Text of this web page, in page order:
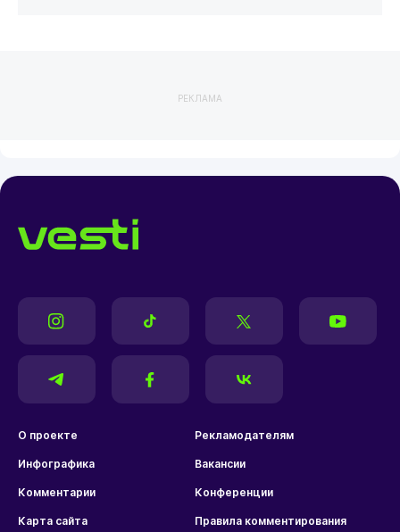
РЕКЛАМА
О проекте Рекламодателям
Инфографика Вакансии
Комментарии Конференции
Карта сайта Правила комментирования